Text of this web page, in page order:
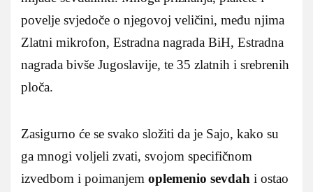
povelje svjedoče o njegovoj veličini, među njima
Zlatni mikrofon, Estradna nagrada BiH, Estradna
nagrada bivše Jugoslavije, te 35 zlatnih i srebrenih
ploča.
Zasigurno će se svako složiti da je Sajo, kako su
ga mnogi voljeli zvati, svojom specifičnom
izvedbom i poimanjem oplemenio sevdah i ostao